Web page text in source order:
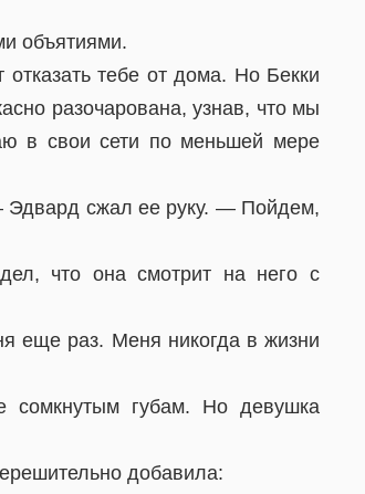
объятиями.
тебе от дома. Но Бекки
разочарована, узнав, что мы
в свои сети по меньшей мере
Эдвард сжал ее руку. — Пойдем,
что она смотрит на него с
еще раз. Меня никогда в жизни
сомкнутым губам. Но девушка
добавила: